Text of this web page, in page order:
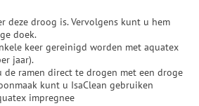
deze droog is. Vervolgens kunt u hem
doek.
keer gereinigd worden met aquatex
jaar).
ramen direct te drogen met een droge
kunt u IsaClean gebruiken
impregnee